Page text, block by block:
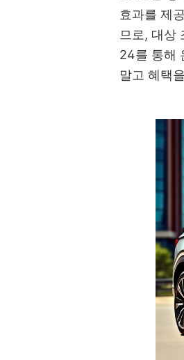
효과를 제
므로, 대상
24를 통해
말고 혜택